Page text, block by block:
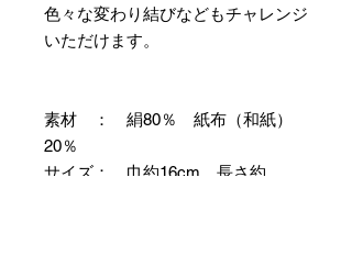
色々な変わり結びなどもチャレンジ
いただけます。
素材 ： 絹80％ 紙布（和紙）
20％
サイズ： 巾約16cm 長さ約